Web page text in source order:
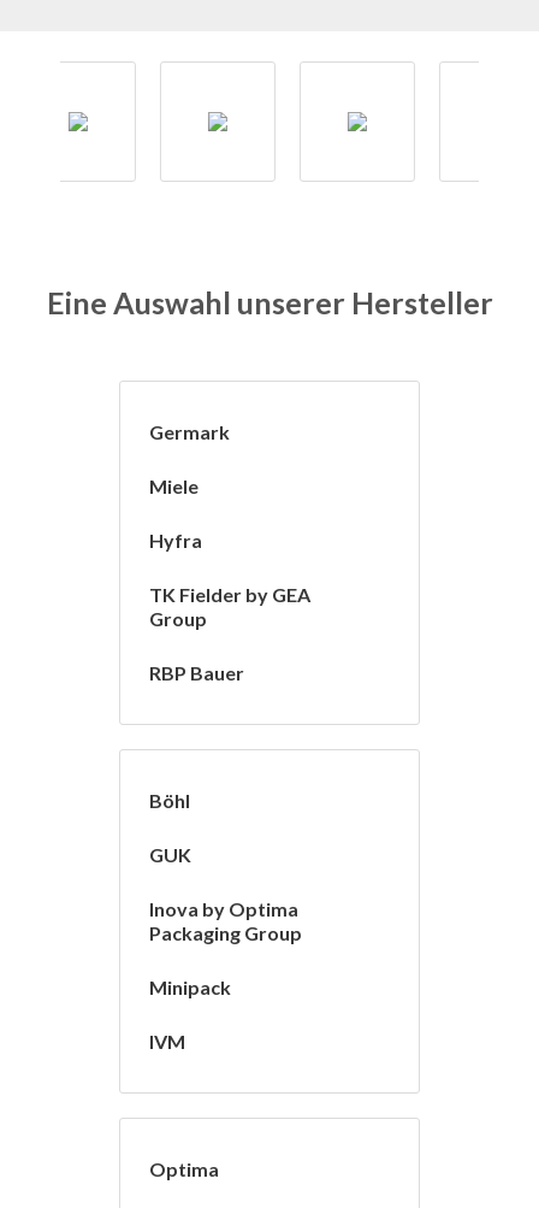
Eine Auswahl unserer Hersteller
Germark
Miele
Hyfra
TK Fielder by GEA
Group
RBP Bauer
Böhl
GUK
Inova by Optima
Packaging Group
Minipack
IVM
Optima